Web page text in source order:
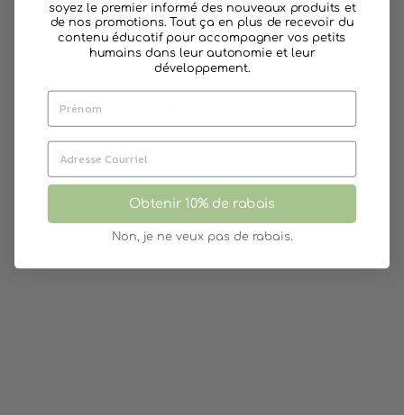
Un support en bois
21 pièces fines et colorées en bois : 6 rouges, 5 oranges,
4 jaunes, 3 vertes, 2 bleues, 1 rose
Partager
sur
sur
sur
VOUS AIMEREZ AUSSI
soyez le premier informé des nouveaux produits et
de nos promotions. Tout ça en plus de recevoir du
contenu éducatif pour accompagner vos petits
humains dans leur autonomie et leur
développement.
Obtenir 10% de rabais
Non, je ne veux pas de rabais.